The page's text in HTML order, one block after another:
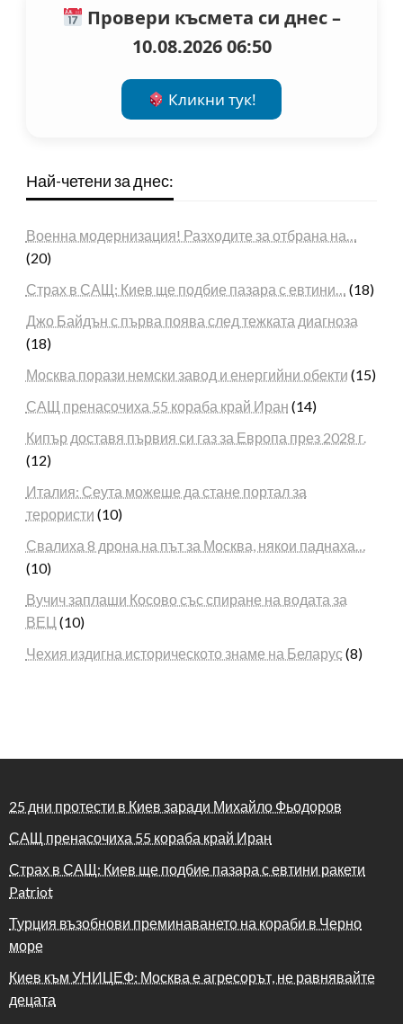
Провери късмета си днес –
10.08.2026 06:50
Кликни тук!
Най-четени за днес:
Военна модернизация! Разходите за отбрана на…
(20)
Страх в САЩ: Киев ще подбие пазара с евтини… (18)
Джо Байдън с първа поява след тежката диагноза
(18)
Москва порази немски завод и енергийни обекти (15)
САЩ пренасочиха 55 кораба край Иран (14)
Кипър доставя първия си газ за Европа през 2028 г.
(12)
Италия: Сеута можеше да стане портал за
терористи (10)
Свалиха 8 дрона на път за Москва, някои паднаха…
(10)
Вучич заплаши Косово със спиране на водата за
ВЕЦ (10)
Чехия издигна историческото знаме на Беларус(8)
25 дни протести в Киев заради Михайло Фьодоров
САЩ пренасочиха 55 кораба край Иран
Страх в САЩ: Киев ще подбие пазара с евтини ракети
Patriot
Турция възобнови преминаването на кораби в Черно
море
Киев към УНИЦЕФ: Москва е агресорът, не равнявайте
децата